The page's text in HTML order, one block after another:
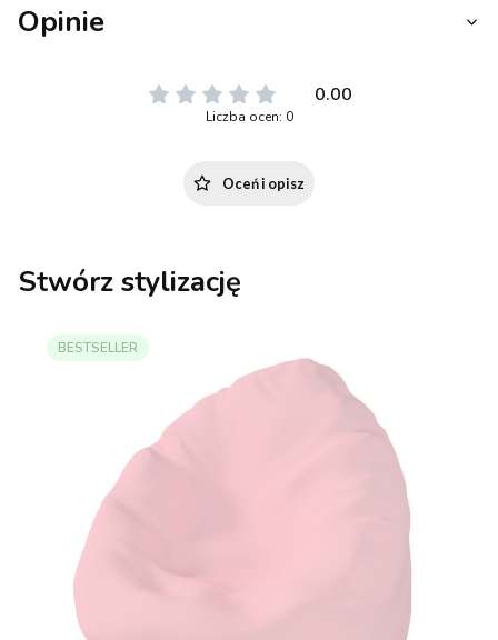
Opinie
0.00
Liczba ocen: 0
Oceń i opisz
Stwórz stylizację
BESTSELLER